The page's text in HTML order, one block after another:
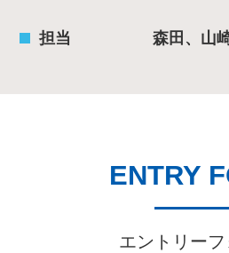
担当 森田、山
ENTRY
エントリーフ